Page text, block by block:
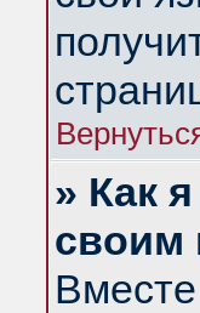
» Как
своим